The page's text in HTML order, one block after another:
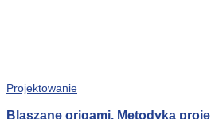
Projektowanie
Blaszane origami. Metodyka